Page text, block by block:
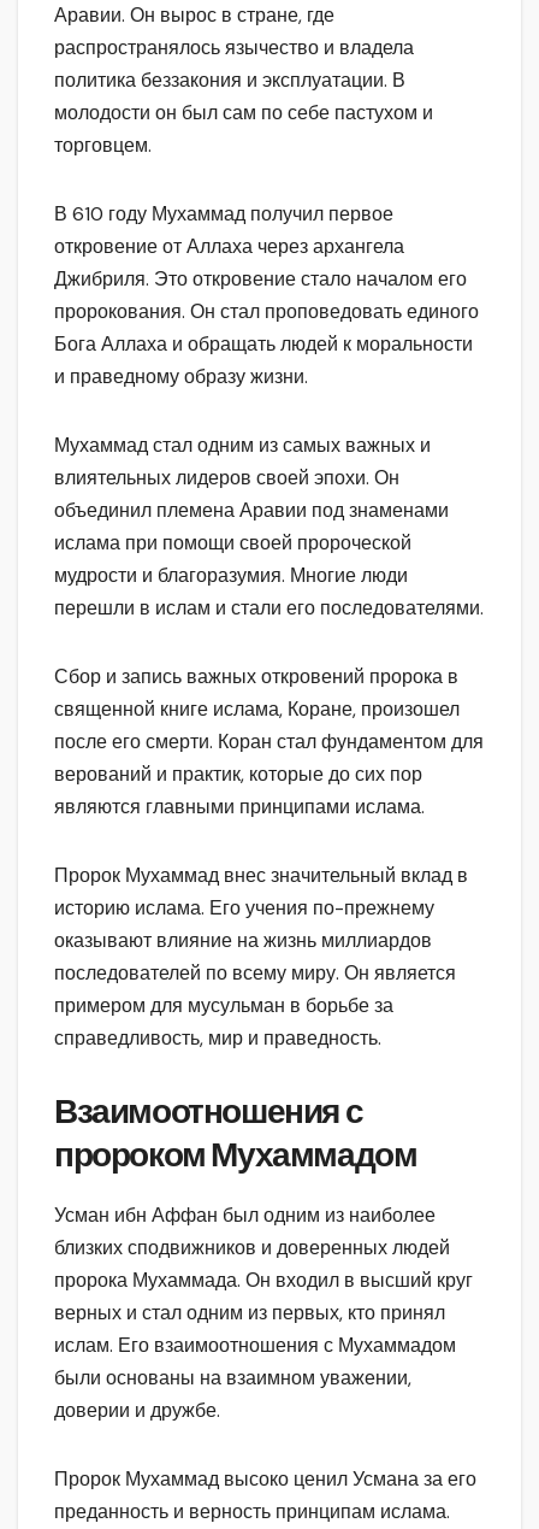
Аравии. Он вырос в стране, где
распространялось язычество и владела
политика беззакония и эксплуатации. В
молодости он был сам по себе пастухом и
торговцем.
В 610 году Мухаммад получил первое
откровение от Аллаха через архангела
Джибриля. Это откровение стало началом его
пророкования. Он стал проповедовать единого
Бога Аллаха и обращать людей к моральности
и праведному образу жизни.
Мухаммад стал одним из самых важных и
влиятельных лидеров своей эпохи. Он
объединил племена Аравии под знаменами
ислама при помощи своей пророческой
мудрости и благоразумия. Многие люди
перешли в ислам и стали его последователями.
Сбор и запись важных откровений пророка в
священной книге ислама, Коране, произошел
после его смерти. Коран стал фундаментом для
верований и практик, которые до сих пор
являются главными принципами ислама.
Пророк Мухаммад внес значительный вклад в
историю ислама. Его учения по-прежнему
оказывают влияние на жизнь миллиардов
последователей по всему миру. Он является
примером для мусульман в борьбе за
справедливость, мир и праведность.
Взаимоотношения с
пророком Мухаммадом
Усман ибн Аффан был одним из наиболее
близких сподвижников и доверенных людей
пророка Мухаммада. Он входил в высший круг
верных и стал одним из первых, кто принял
ислам. Его взаимоотношения с Мухаммадом
были основаны на взаимном уважении,
доверии и дружбе.
Пророк Мухаммад высоко ценил Усмана за его
преданность и верность принципам ислама.